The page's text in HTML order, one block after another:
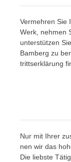
Ver­meh­ren Sie
Werk, neh­men
un­ter­stüt­zen
Bam­berg zu
tritts­er­klä­rung
Nur mit Ih­rer
nen wir das
Die liebs­te